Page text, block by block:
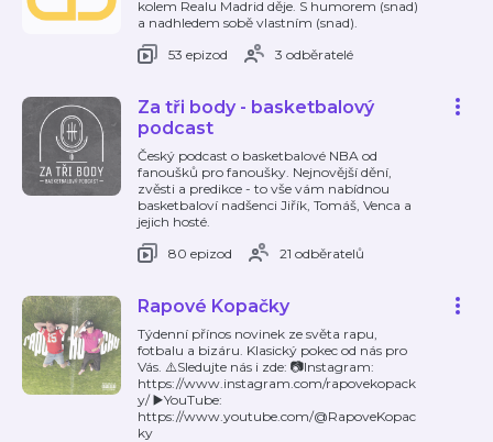
kolem Realu Madrid děje. S humorem (snad)
a nadhledem sobě vlastním (snad).
53 epizod
3 odběratelé
Za tři body - basketbalový
podcast
Český podcast o basketbalové NBA od
fanoušků pro fanoušky. Nejnovější dění,
zvěsti a predikce - to vše vám nabídnou
basketbaloví nadšenci Jiřík, Tomáš, Venca a
jejich hosté.
80 epizod
21 odběratelů
Rapové Kopačky
Týdenní přínos novinek ze světa rapu,
fotbalu a bizáru. Klasický pokec od nás pro
Vás. ⚠️Sledujte nás i zde: 📷Instagram:
https://www.instagram.com/rapovekopack
y/ ▶️YouTube:
https://www.youtube.com/@RapoveKopac
ky